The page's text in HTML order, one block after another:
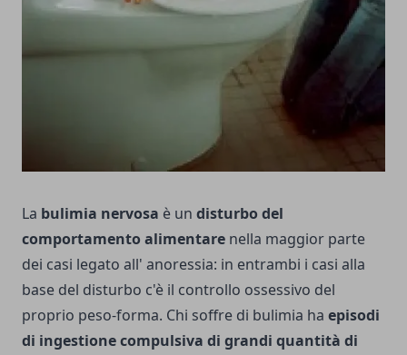
La bulimia nervosa è un disturbo del
comportamento alimentare nella maggior parte
dei casi legato all' anoressia: in entrambi i casi alla
base del disturbo c'è il controllo ossessivo del
proprio peso-forma. Chi soffre di bulimia ha episodi
di ingestione compulsiva di grandi quantità di